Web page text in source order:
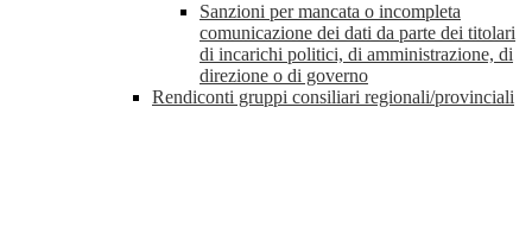
Sanzioni per mancata o incompleta
comunicazione dei dati da parte dei titolari
di incarichi politici, di amministrazione, di
direzione o di governo
Rendiconti gruppi consiliari regionali/provinciali